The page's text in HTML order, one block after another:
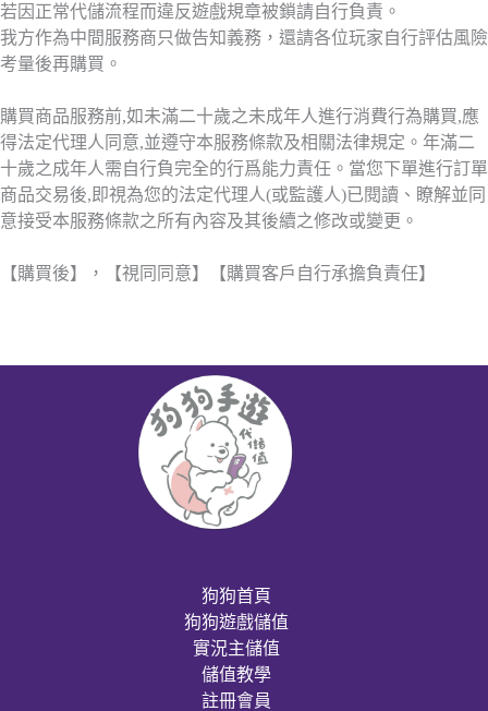
若因正常代儲流程而違反遊戲規章被鎖請自行負責。
我方作為中間服務商只做告知義務，還請各位玩家自行評估風險
考量後再購買。
購買商品服務前,如未滿二十歲之未成年人進行消費行為購買,應
得法定代理人同意,並遵守本服務條款及相關法律規定。年滿二
十歲之成年人需自行負完全的行爲能力責任。當您下單進行訂單
商品交易後,即視為您的法定代理人(或監護人)已閱讀、瞭解並同
意接受本服務條款之所有內容及其後續之修改或變更。
【購買後】，【視同同意】【購買客戶自行承擔負責任】
狗狗首頁
狗狗遊戲儲值
實況主儲值
儲值教學
註冊會員